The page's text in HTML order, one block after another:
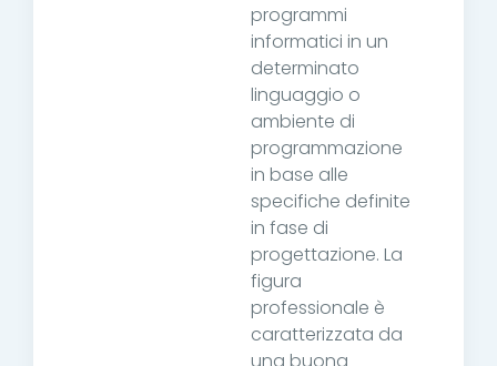
programmi
informatici in un
determinato
linguaggio o
ambiente di
programmazione
in base alle
specifiche definite
in fase di
progettazione. La
figura
professionale è
caratterizzata da